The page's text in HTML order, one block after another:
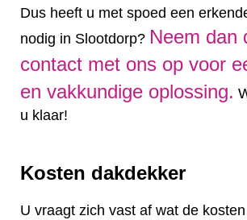
Dus heeft u met spoed een
nodig in Slootdorp? Neem dan
contact met ons op voor
en vakkundige oplossing.
u klaar!
Kosten dakdekker
U vraagt zich vast af wat de